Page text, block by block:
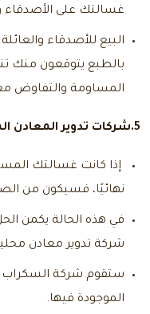
غسالتك على الأصدقاء
البيع للأصدقاء
بالطبع يتوقعون منك
المساومة والتفاوض
5.شركات تدوير المعادن المحلية
إذا كانت غسالتك
نهائيًا، فسيكون من
في هذه الحالة يكمن
شركة تدوير معادن
ستقوم شركة السكراب
الموجودة فيها.